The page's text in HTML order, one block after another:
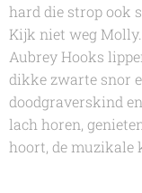
hard die strop ook
Kijk niet weg
Aubrey Hooks
dikke zwarte snor
doodgraverskind
lach horen,
hoort, de muzikale